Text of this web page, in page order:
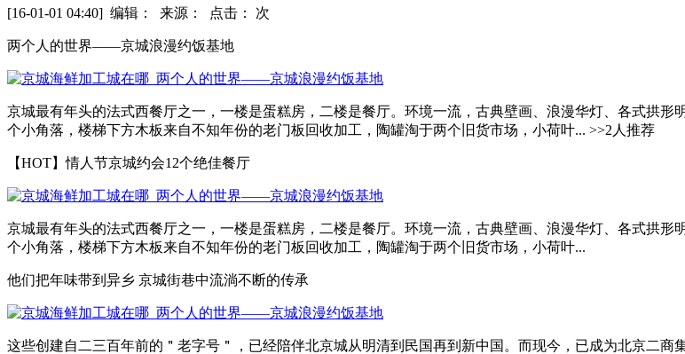
[16-01-01 04:40] 编辑： 来源： 点击： 次
两个人的世界——京城浪漫约饭基地
京城最有年头的法式西餐厅之一，一楼是蛋糕房，二楼是餐厅。环境一流，古典壁画、浪漫华灯、各式拱
个小角落，楼梯下方木板来自不知年份的老门板回收加工，陶罐淘于两个旧货市场，小荷叶... >>2人推荐
【HOT】情人节京城约会12个绝佳餐厅
京城最有年头的法式西餐厅之一，一楼是蛋糕房，二楼是餐厅。环境一流，古典壁画、浪漫华灯、各式拱
个小角落，楼梯下方木板来自不知年份的老门板回收加工，陶罐淘于两个旧货市场，小荷叶...
他们把年味带到异乡 京城街巷中流淌不断的传承
这些创建自二三百年前的＂老字号＂，已经陪伴北京城从明清到民国再到新中国。而现今，已成为北京二